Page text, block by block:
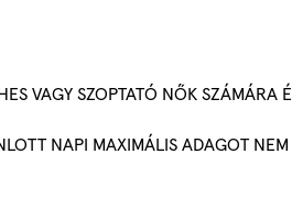
VAGY SZOPTATÓ NŐK
NAPI MAXIMÁLIS ADAGOT NEM